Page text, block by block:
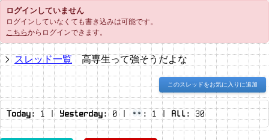
ログインしていません
ログインしていなくても書き込みは可能です。
こちらからログインできます。
スレッド一覧 高専生って強そうだよな
このスレッドをお気に入りに追加
Today: 1 | Yesterday:0 | : 1 | All: 30